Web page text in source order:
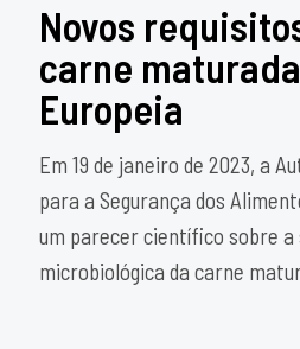
Novos
carne
Europeia
Em 19 de janeiro de 2023, a
para a Segurança dos
um parecer científico sobre a
microbiológica da carne